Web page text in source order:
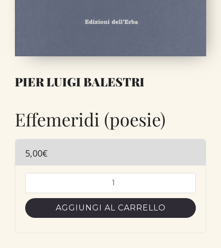
PIER LUIGI BALESTRI
Effemeridi (poesie)
5,00€
(poesie)
quantità
AGGIUNGI AL CARRELLO